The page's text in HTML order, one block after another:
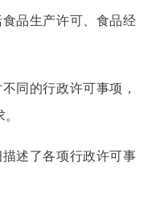
品生产许可、食品经
同的行政许可事项，
述了各项行政许可事